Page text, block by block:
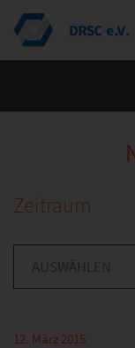
Zeitraum
12. März 2015